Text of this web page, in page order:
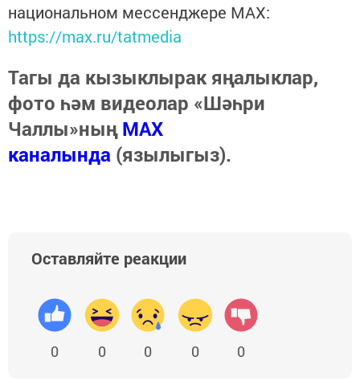
национальном мессенджере MАХ:
https://max.ru/tatmedia
Тагы да кызыклырак яңалыклар,
фото һәм видеолар «Шәһри
Чаллы»ныңMAX
каналында (язылыгыз).
Оставляйте реакции
0 0 0 0 0